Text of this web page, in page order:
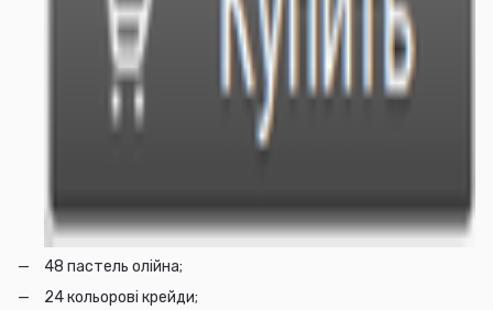
48 пастель олійна;
24 кольорові крейди;